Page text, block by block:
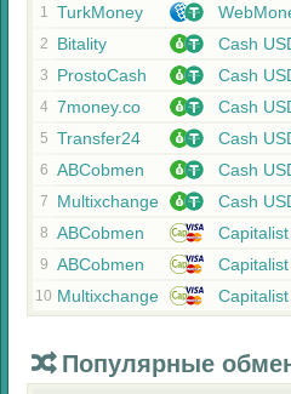
1 TurkMoney
2 Bitality Cash
3 ProstoCash Cash
4 7money.co Cash
5 Transfer24 Cash
6 ABCobmen Cash
7 Multixchange Cash
8 ABCobmen
9 ABCobmen
10 Multixchange
Популярные